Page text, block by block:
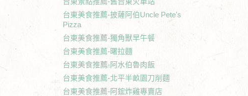
台東美食推薦-披薩阿伯Uncle Pete's
Pizza
台東美食推薦-獨角獸早午餐
台東美食推薦-曙拉麵
台東美食推薦-阿水伯魯肉飯
台東美食推薦-北平半畝園刀削麵
台東美食推薦-阿鋐炸雞專賣店